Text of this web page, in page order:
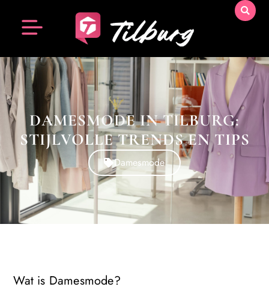
DAMESMODE IN TILBURG:
STIJLVOLLE TRENDS EN TIPS
Damesmode
Wat is Damesmode?